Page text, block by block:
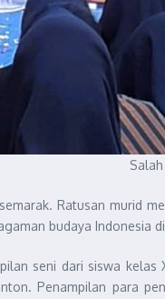
Ratusan murid
budaya Indonesia
seni dari siswa
Penampilan para